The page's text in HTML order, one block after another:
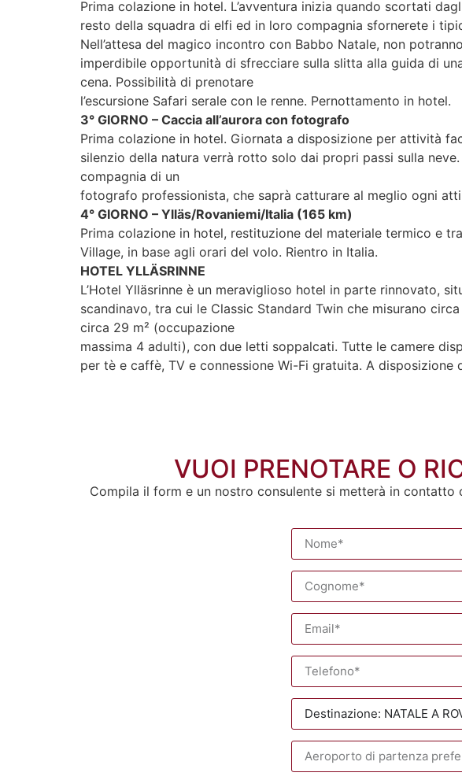
Prima colazione in hotel. L’avventura inizia quando scortati
resto della squadra di elfi ed in loro compagnia sfornerete i
Nell’attesa del magico incontro con Babbo Natale, non
imperdibile opportunità di sfrecciare sulla slitta alla guida di
cena. Possibilità di prenotare
l’escursione Safari serale con le renne. Pernottamento in hotel.
3° GIORNO – Caccia all’aurora con fotografo
Prima colazione in hotel. Giornata a disposizione per attività
silenzio della natura verrà rotto solo dai propri passi sulla
compagnia di un
fotografo professionista, che saprà catturare al meglio ogni
4° GIORNO – Ylläs/Rovaniemi/Italia (165 km)
Prima colazione in hotel, restituzione del materiale termico e
Village, in base agli orari del volo. Rientro in Italia.
HOTEL YLLÄSRINNE
L’Hotel Ylläsrinne è un meraviglioso hotel in parte rinnovato,
scandinavo, tra cui le Classic Standard Twin che misurano
circa 29 m² (occupazione
massima 4 adulti), con due letti soppalcati. Tutte le camere
per tè e caffè, TV e connessione Wi-Fi gratuita. A
VUOI PRENOTARE O
Compila il form e un nostro consulente si metterà in